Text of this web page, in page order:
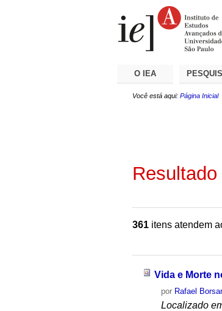
O IEA
Você está aqui: Página Inicial
361 itens atendem
Vida e Morte
por Rafael
Localizado